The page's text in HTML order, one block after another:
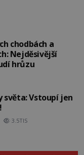
chodbách a
Nejděsivější
hrůzu
jen
3.5TIS